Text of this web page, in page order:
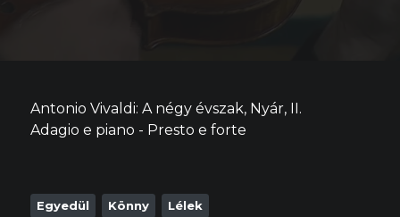
Antonio Vivaldi: A négy évszak, Nyár, II.
Adagio e piano - Presto e forte
Egyedül Könny Lélek